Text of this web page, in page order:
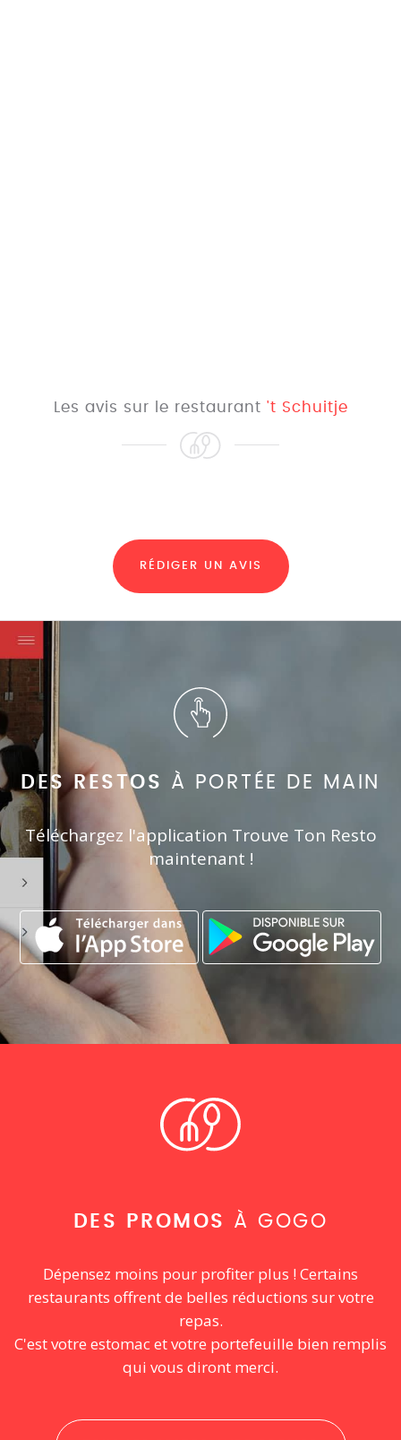
Les avis sur le restaurant 't Schuitje
RÉDIGER UN AVIS
DES RESTOS À PORTÉE DE MAIN
Téléchargez l'application Trouve Ton Resto
maintenant !
DES PROMOS À GOGO
Dépensez moins pour profiter plus ! Certains
restaurants offrent de belles réductions sur votre
repas.
C'est votre estomac et votre portefeuille bien remplis
qui vous diront merci.